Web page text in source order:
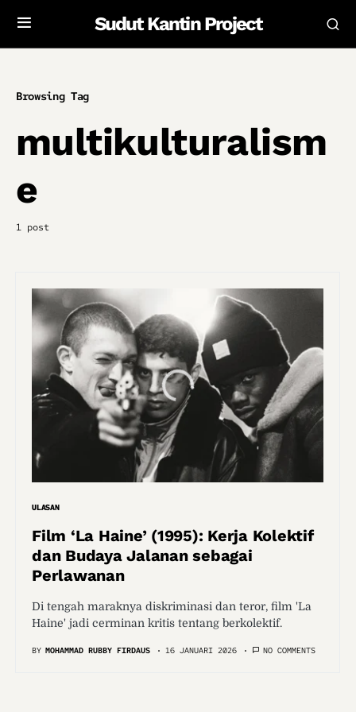
Sudut Kantin Project
Browsing Tag
multikulturalism
e
1 post
ULASAN
Film ‘La Haine’ (1995): Kerja Kolektif
dan Budaya Jalanan sebagai
Perlawanan
Di tengah maraknya diskriminasi dan teror, film 'La
Haine' jadi cerminan kritis tentang berkolektif.
BY MOHAMMAD RUBBY FIRDAUS 16 JANUARI 2026 NO COMMENTS